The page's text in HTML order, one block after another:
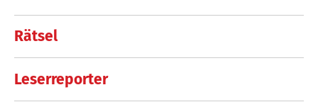
Rätsel
Leserreporter